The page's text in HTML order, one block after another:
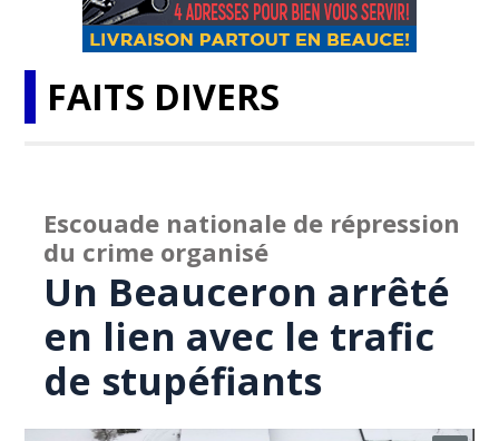
FAITS DIVERS
Escouade nationale de répression
du crime organisé
Un Beauceron arrêté
en lien avec le trafic
de stupéfiants